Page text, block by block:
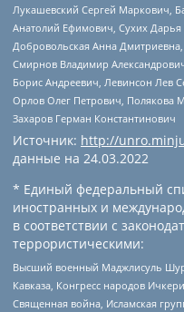
Лукашевский Сергей Маркович,
Анатолий Ефимович, Сухих
Добровольская Анна
Смирнов Владимир
Борис Андреевич, Левинсон Лев
Орлов Олег Петрович, Полякова
Захаров Герман Константинович
Источник: http://
данные на 24.03.2022
* Единый федеральный
иностранных и
в соответствии с
террористическими:
Высший военный Маджлисуль
Кавказа, Конгресс народов
Священная война, Исламская